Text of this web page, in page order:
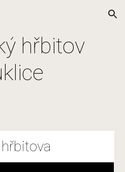
Skip to navigation
hřbitov